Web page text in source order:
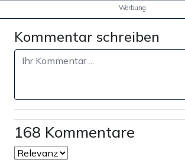
Werbung
Kommentar schreiben
168 Kommentare